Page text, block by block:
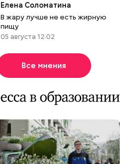
Елена Соломатина
В жару лучше не есть жирную
пищу
05 августа 12:02
Все мнения